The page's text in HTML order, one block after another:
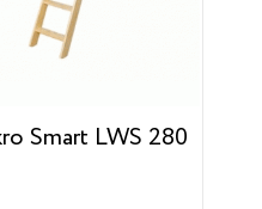
Smart LWS 280